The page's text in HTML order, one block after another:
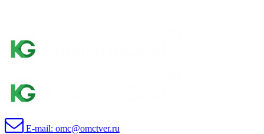
E-mail: omc@omctver.ru